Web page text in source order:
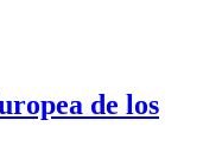
de los